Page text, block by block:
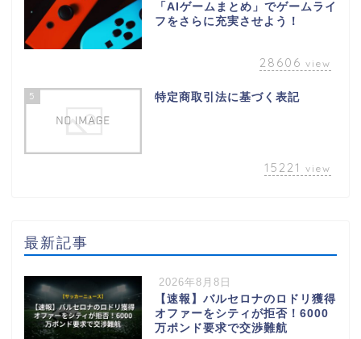
「AIゲームまとめ」でゲームライ
フをさらに充実させよう！
28606 view
5 特定商取引法に基づく表記
15221 view
最新記事
2026年8月8日
【速報】バルセロナのロドリ獲得
オファーをシティが拒否！6000
万ポンド要求で交渉難航